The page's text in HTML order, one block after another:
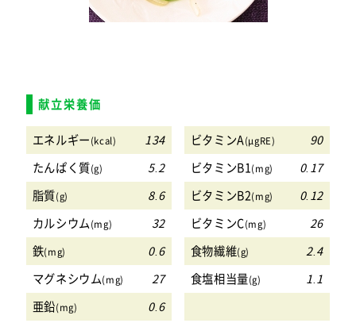
献立栄養価
エネルギー(kcal) 134 ビタミンA(μgRE)
90
たんぱく質(g) 5.2 ビタミンB1(mg)
0.17
脂質(g) 8.6 ビタミンB2(mg)
0.12
カルシウム(mg) 32 ビタミンC(mg)
26
鉄(mg) 0.6 食物繊維(g)
2.4
マグネシウム(mg) 27 食塩相当量(g)
1.1
亜鉛(mg) 0.6